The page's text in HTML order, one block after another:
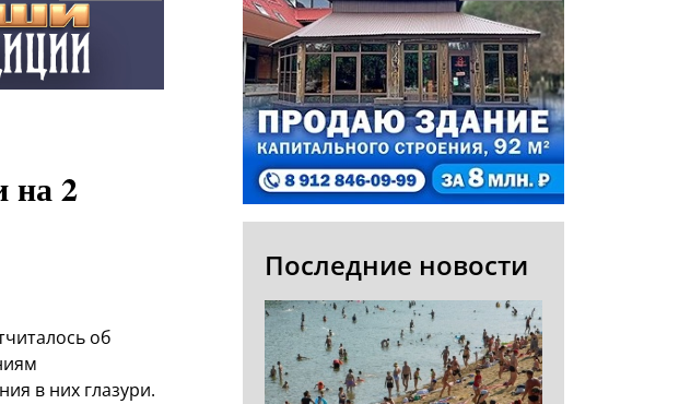
на 2
об
в них глазури.
Последние новости